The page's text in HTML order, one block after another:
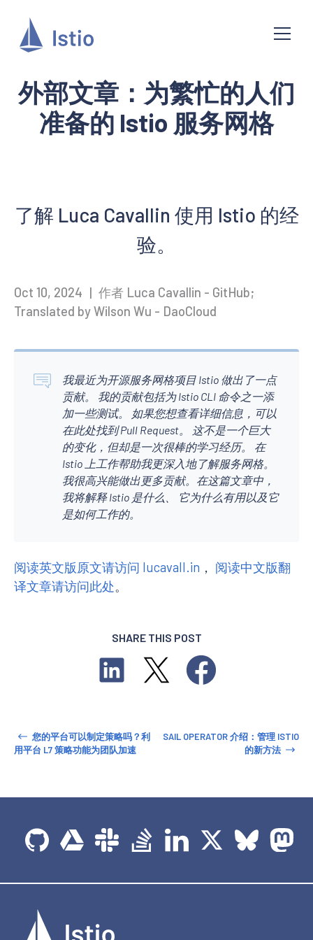
外部文章：为繁忙的人们
准备的 Istio 服务网格
了解 Luca Cavallin 使用 Istio 的经
验。
Oct 10, 2024 | 作者 Luca Cavallin - GitHub;
Translated by Wilson Wu - DaoCloud
我最近为开源服务网格项目 Istio 做出了一点
贡献。 我的贡献包括为 Istio CLI 命令之一添
加一些测试。 如果您想查看详细信息，可以
在此处找到 Pull Request。 这不是一个巨大
的变化，但却是一次很棒的学习经历。 在
Istio 上工作帮助我更深入地了解服务网格。
我很高兴能做出更多贡献。在这篇文章中，
我将解释 Istio 是什么、 它为什么有用以及它
是如何工作的。
阅读英文版原文请访问 lucavall.in ， 阅读中文版翻
译文章请访问此处。
SHARE THIS POST
您的平台可以制定策略吗？利
用平台 L7 策略功能为团队加速
SAIL OPERATOR 介绍：管理 ISTIO
的新方法